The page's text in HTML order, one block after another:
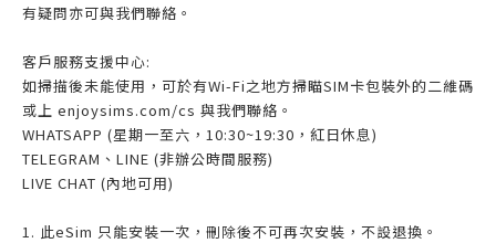
有疑問亦可與我們聯絡。
客戶服務支援中心:
如掃描後未能使用，可於有Wi-Fi之地方掃瞄SIM卡包裝外的二維碼
或上 enjoysims.com/cs 與我們聯絡。
WHATSAPP (星期一至六，10:30~19:30，紅日休息)
TELEGRAM、LINE (非辦公時間服務)
LIVE CHAT (內地可用)
1. 此eSim 只能安裝一次，刪除後不可再次安裝，不設退換。